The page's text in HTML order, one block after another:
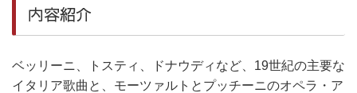
内容紹介
ベッリーニ、トスティ、ドナウディなど、19世紀の主要な
イタリア歌曲と、モーツァルトとプッチーニのオペラ・ア